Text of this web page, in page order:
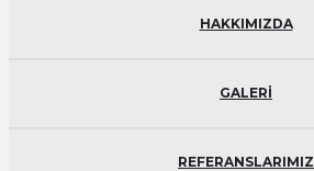
HAKKIMIZDA
GALERİ
REFERANSLARIMIZ